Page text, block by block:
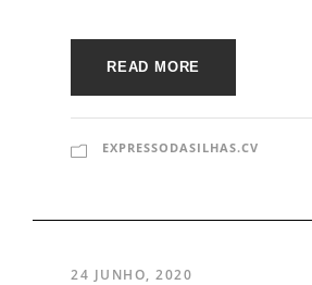
READ MORE
EXPRESSODASILHAS.CV
24 JUNHO, 2020